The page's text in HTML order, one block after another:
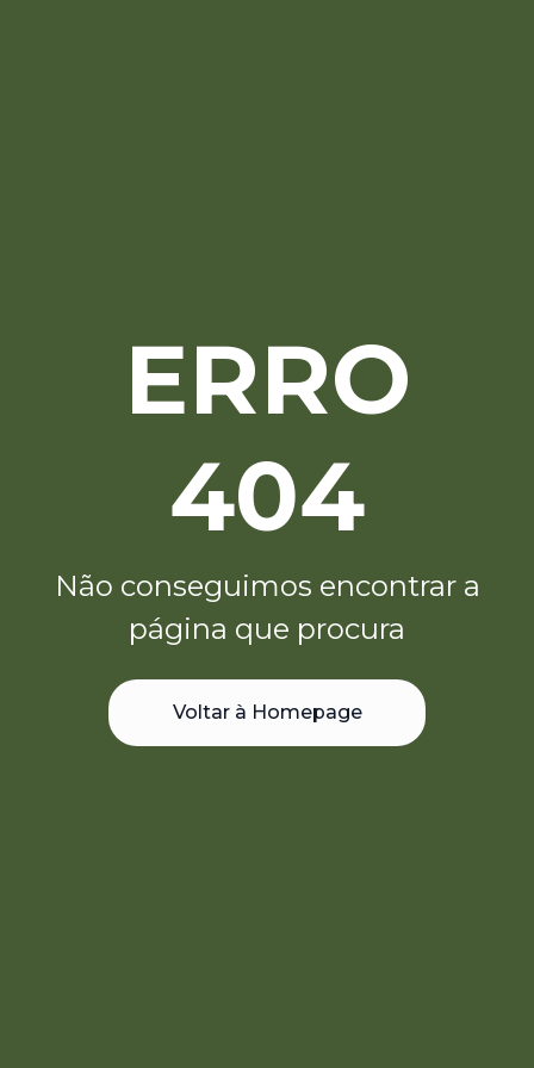
ERRO
404
Não conseguimos encontrar a
página que procura
Voltar à Homepage